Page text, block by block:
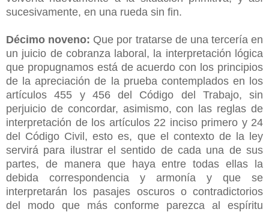
sucesivamente, en una rueda sin fin.
Décimo noveno: Que por tratarse de una tercería en
un juicio de cobranza laboral, la interpretación lógica
que propugnamos está de acuerdo con los principios
de la apreciación de la prueba contemplados en los
artículos 455 y 456 del Código del Trabajo, sin
perjuicio de concordar, asimismo, con las reglas de
interpretación de los artículos 22 inciso primero y 24
del Código Civil, esto es, que el contexto de la ley
servirá para ilustrar el sentido de cada una de sus
partes, de manera que haya entre todas ellas la
debida correspondencia y armonía y que se
interpretarán los pasajes oscuros o contradictorios
del modo que más conforme parezca al espíritu